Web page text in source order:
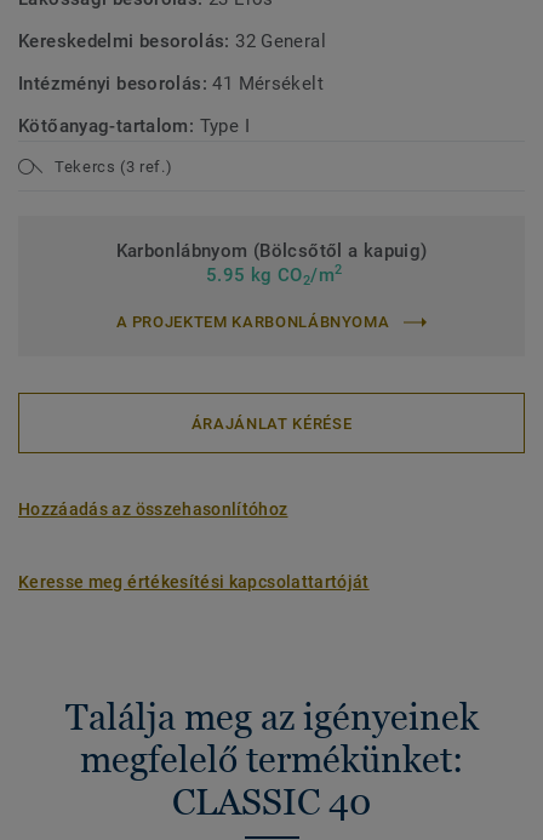
Kereskedelmi besorolás: 32 General
Intézményi besorolás:41 Mérsékelt
Kötőanyag-tartalom: Type I
Tekercs (3 ref.)
Karbonlábnyom (Bölcsőtől a kapuig)
5.95 kg CO2/m2
A PROJEKTEM KARBONLÁBNYOMA
ÁRAJÁNLAT KÉRÉSE
Hozzáadás az összehasonlítóhoz
Keresse meg értékesítési kapcsolattartóját
Találja meg az igényeinek
megfelelő termékünket:
CLASSIC 40